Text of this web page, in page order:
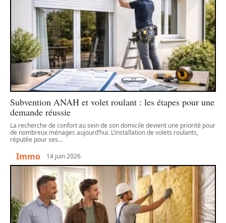
Subvention ANAH et volet roulant : les étapes pour une
demande réussie
La recherche de confort au sein de son domicile devient une priorité pour
de nombreux ménages aujourd’hui. L’installation de volets roulants,
réputée pour ses…
Immo 14 juin 2026